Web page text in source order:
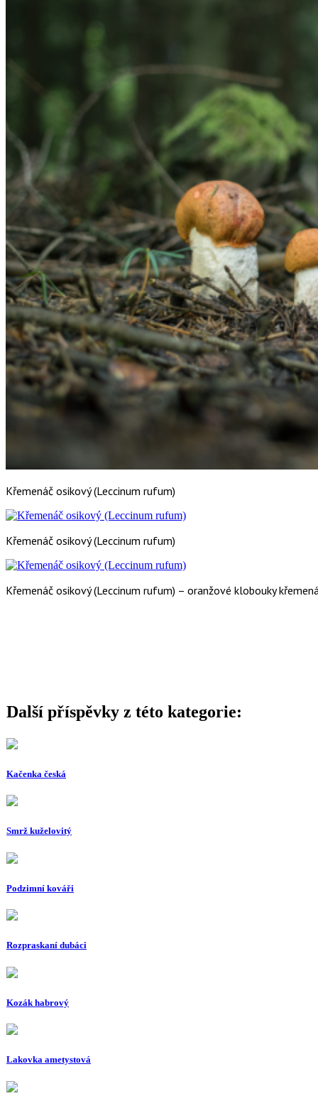
Křemenáč osikový (Leccinum rufum)
Křemenáč osikový (Leccinum rufum)
Křemenáč osikový (Leccinum rufum) – oranžové klobouky
Další příspěvky z této kategorie:
Kačenka česká
Smrž kuželovitý
Podzimní kováři
Rozpraskaní dubáci
Kozák habrový
Lakovka ametystová